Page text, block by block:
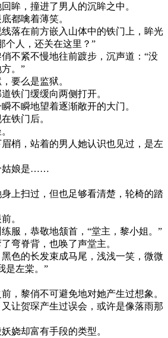
眸，撞进了男人的沉眸之中。
都噙着薄笑。
落在前方嵌入山体中的铁门上，眸光
个人，还关在这里？”
不紧不慢地往前踱步，沉声道：“没
。”
要么是监狱。
铁门缓缓向两侧打开。
不瞬地望着逐渐敞开的大门。
铁门后。
梢，站着的男人她认识也见过，是左
姑娘是……
上扫过，但也足够看清楚，轮椅的踏
。
服，恭敬地颔首，“堂主，黎小姐。”
弯脊背，也唤了声堂主。
色的长发束成马尾，浅浅一笑，微微
是左棠。”
，黎俏不可避免地对她产生过想象。
让贺琛产生过误会，或许是像落雨那
娆却富有手段的类型。